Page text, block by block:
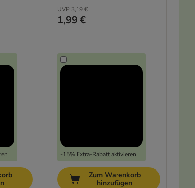
UVP 3,19 €
1,99 €
-15% Extra-Rabatt aktivieren
Zum Warenkorb
hinzufügen